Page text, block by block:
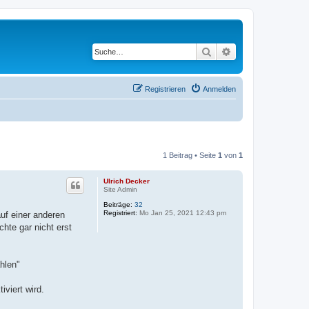
Suche
Anmelden
Registrieren
1 Beitrag • Seite 1 von 1
Ulrich Decker
Site Admin
Beiträge: 32
Registriert: Mo Jan 25, 2021 12:43 pm
einer anderen
gar nicht erst
wird.